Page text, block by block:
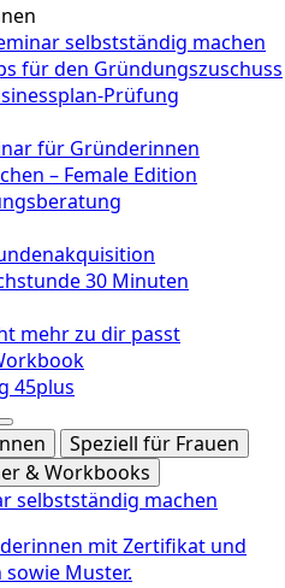
selbstständig machen
für den Gründungszuschuss
Prüfung
für Gründerinnen
– Female Edition
30 Minuten
mehr zu dir passt
45plus
Speziell für Frauen
& Workbooks
selbstständig machen
mit Zertifikat und
Muster.